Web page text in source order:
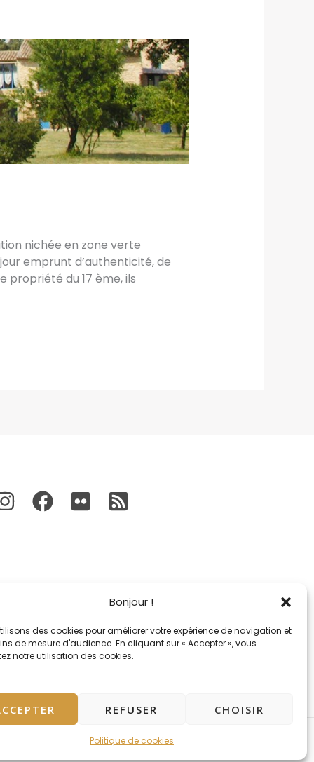
Bonjour !
des cookies pour améliorer votre expérience de navigation et
de mesure d'audience. En cliquant sur « Accepter », vous
notre utilisation des cookies.
REFUSER CHOISIR
Politique de cookies
nichée en zone verte
emprunt d’authenticité, de
du 17 ème, ils